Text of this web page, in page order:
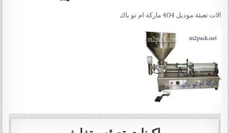
الات تعبئة موديل 404 ماركة ام تو باك